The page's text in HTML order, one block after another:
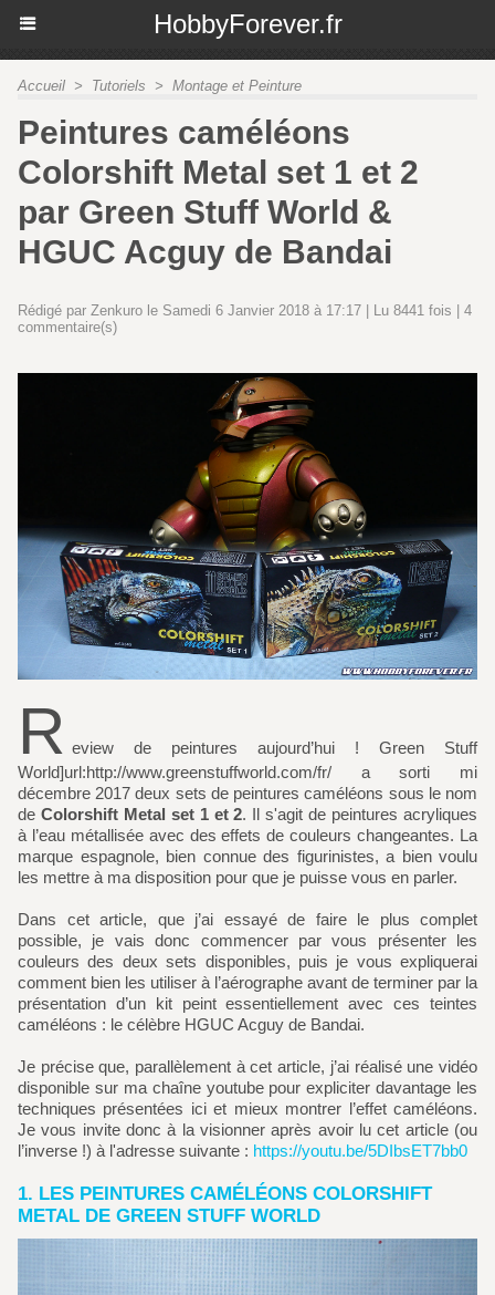
HobbyForever.fr
Accueil > Tutoriels > Montage et Peinture
Peintures caméléons
Colorshift Metal set 1 et 2
par Green Stuff World &
HGUC Acguy de Bandai
Rédigé par Zenkuro le Samedi 6 Janvier 2018 à 17:17 | Lu 8441 fois | 4
commentaire(s)
R eview de peintures aujourd’hui ! Green Stuff
World]url:http://www.greenstuffworld.com/fr/ a sorti mi
décembre 2017 deux sets de peintures caméléons sous le nom
de Colorshift Metal set 1 et 2. Il s'agit de peintures acryliques
à l’eau métallisée avec des effets de couleurs changeantes. La
marque espagnole, bien connue des figurinistes, a bien voulu
les mettre à ma disposition pour que je puisse vous en parler.
Dans cet article, que j’ai essayé de faire le plus complet
possible, je vais donc commencer par vous présenter les
couleurs des deux sets disponibles, puis je vous expliquerai
comment bien les utiliser à l’aérographe avant de terminer par la
présentation d’un kit peint essentiellement avec ces teintes
caméléons : le célèbre HGUC Acguy de Bandai.
Je précise que, parallèlement à cet article, j’ai réalisé une vidéo
disponible sur ma chaîne youtube pour expliciter davantage les
techniques présentées ici et mieux montrer l’effet caméléons.
Je vous invite donc à la visionner après avoir lu cet article (ou
l’inverse !) à l'adresse suivante : https://youtu.be/5DIbsET7bb0
1. LES PEINTURES CAMÉLÉONS COLORSHIFT
METAL DE GREEN STUFF WORLD